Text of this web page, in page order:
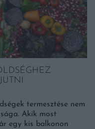
termesztése nem
Akik most
egy kis balkonon